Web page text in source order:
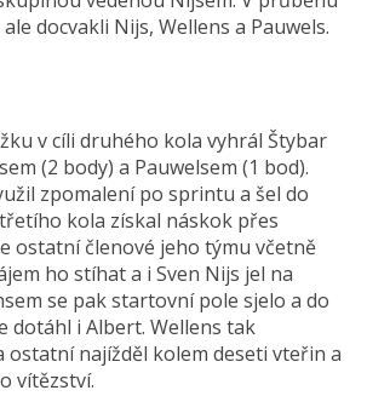
docvakli Nijs, Wellens a Pauwels.
v cíli druhého kola vyhrál Štybar
(2 body) a Pauwelsem (1 bod).
zpomalení po sprintu a šel do
kola získal náskok přes
ostatní členové jeho týmu včetně
ho stíhat a i Sven Nijs jel na
se pak startovní pole sjelo a do
dotáhl i Albert. Wellens tak
ostatní najížděl kolem deseti vteřin a
vítězství.